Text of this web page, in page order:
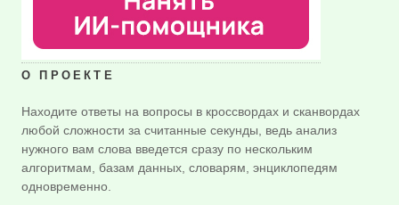
О ПРОЕКТЕ
Находите ответы на вопросы в кроссвордах и сканвордах
любой сложности за считанные секунды, ведь анализ
нужного вам слова введется сразу по нескольким
алгоритмам, базам данных, словарям, энциклопедям
одновременно.